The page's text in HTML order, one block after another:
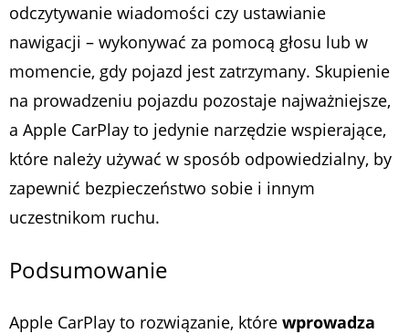
odczytywanie wiadomości czy ustawianie
nawigacji – wykonywać za pomocą głosu lub w
momencie, gdy pojazd jest zatrzymany. Skupienie
na prowadzeniu pojazdu pozostaje najważniejsze,
a Apple CarPlay to jedynie narzędzie wspierające,
które należy używać w sposób odpowiedzialny, by
zapewnić bezpieczeństwo sobie i innym
uczestnikom ruchu.
Podsumowanie
Apple CarPlay to rozwiązanie, które wprowadza